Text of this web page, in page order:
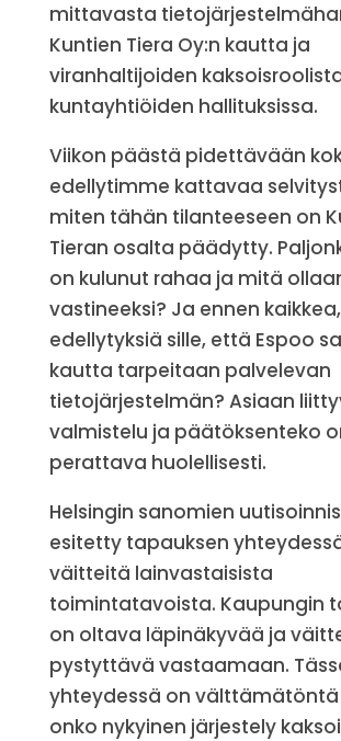
mittavasta
Kuntien Tiera Oy:n kautta ja
viranhaltijoiden
kuntayhtiöiden hallituksissa.
Viikon päästä pidettävään
edellytimme kattavaa
miten tähän tilanteeseen on
Tieran osalta päädytty.
on kulunut rahaa ja mitä
vastineeksi? Ja ennen
edellytyksiä sille, että Espoo
kautta tarpeitaan palvelevan
tietojärjestelmän? Asiaan
valmistelu ja päätöksenteko
perattava huolellisesti.
Helsingin sanomien
esitetty tapauksen
väitteitä lainvastaisista
toimintatavoista. Kaupungin
on oltava läpinäkyvää ja
pystyttävä vastaamaan.
yhteydessä on
onko nykyinen järjestely